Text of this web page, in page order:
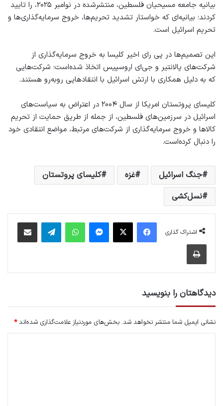
بیانیه جامعه مسیحیان فلسطین، منتشرشده در نوامبر ۲۰۲۵، را تایید
کردند؛ بیانیه‌ای که خواستار تشدید تحریم‌ها، خروج سرمایه‌گذاری‌ها و
تحریم اسرائیل است.
این تصمیم‌ها در پی رای اخیر کلیسا به خروج سرمایه‌گذاری از
شرکت‌های پالانتیر و جی‌ای اروسپیس اتخاذ شده‌است؛ شرکت‌هایی
که به دلیل همکاری با ارتش اسرائیل با انتقادهایی روبه‌رو هستند.
کلیسای پروتستان امریکا از سال ۲۰۰۴ در اعتراض به سیاست‌های
اسرائیل در سرزمین‌های فلسطین، از جمله از طریق حمایت از تحریم
کالاها و خروج سرمایه‌گذاری از شرکت‌های مرتبط، مواضع انتقادی خود
را دنبال کرده‌است.
جنگ اسرائیل غزه
کلیسای پروتستان
نسل‌کشی
اشتراک گذاری
فیس بوک X پیام رسان واتس آپ تلگرام اشتراک گذاری از طریق ایمیل
چاپ
دیدگاهتان را بنویسید
نشانی ایمیل شما منتشر نخواهد شد. بخش‌های موردنیاز علامت‌گذاری شده‌اند*